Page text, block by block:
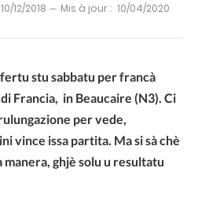
10/12/2018 Mis à jour : 10/04/2020
stu sabbatu per francà
Francia, in Beaucaire (N3). Ci
per vede,
vince issa partita. Ma si sà chè
manera, ghjè solu u resultatu